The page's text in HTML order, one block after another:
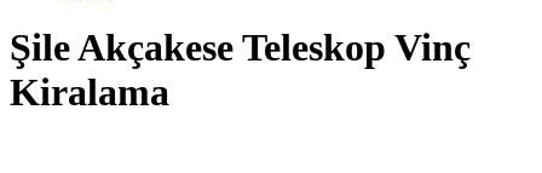
Şile Akçakese Teleskop Vinç
Kiralama